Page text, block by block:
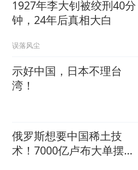
1927年李大钊被绞刑40分
钟，24年后真相大白
误落风尘
示好中国，日本不理台
湾！
俄罗斯想要中国稀土技
术！7000亿卢布大单摆在